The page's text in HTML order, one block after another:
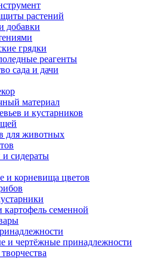
растений
добавки
грядки
реагенты
сада и дачи
материал
и кустарников
для животных
и сидераты
и корневища цветов
картофель семенной
и чертёжные принадлежности